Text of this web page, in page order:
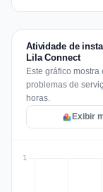
Atividade de
Lila Connect
Este gráfico
problemas de
horas.
Exibir